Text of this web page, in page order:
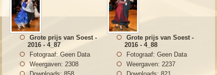
Grote prijs van Soest -
2016 - 4_87
Fotograaf: Geen Data
Weergaven: 2308
Grote prijs van Soest -
2016 - 4_88
Fotograaf: Geen Data
Weergaven: 2237